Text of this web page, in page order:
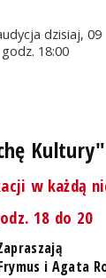
dzisiaj, 09
18:00
Kultury"
w każdą
18 do 20
i Agata